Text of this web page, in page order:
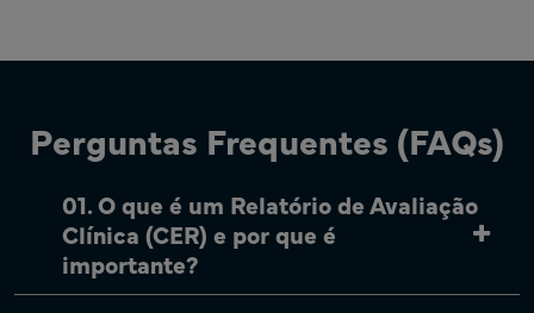
Perguntas Frequentes (FAQs)
01. O que é um Relatório de Avaliação
Clínica (CER) e por que é
importante?